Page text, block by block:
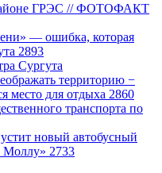
районе ГРЭС // ФОТОФАКТ
— ошибка, которая
2893
Сургута
территорию −
место для отдыха 2860
транспорта по
новый автобусный
Моллу» 2733